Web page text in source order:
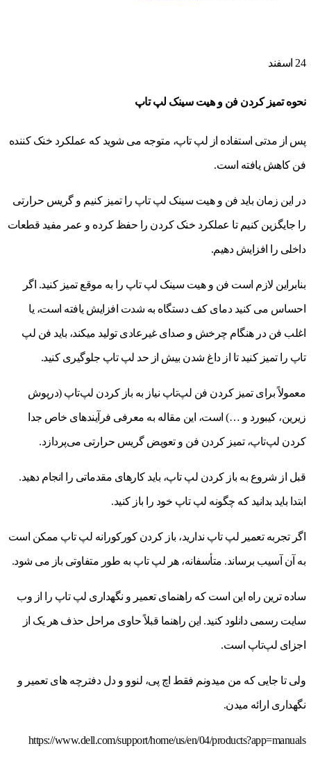
24 اسفند
نحوه تمیز کردن فن و هیت سینک لپ تاپ
پس از مدتی استفاده از لپ تاپ، متوجه می شوید که عملکرد خنک کننده
فن کاهش یافته است.
در این زمان باید فن و هیت سینک لپ تاپ را تمیز کنیم و گریس حرارتی
را جایگزین کنیم تا عملکرد خنک کردن را حفظ کرده و عمر مفید قطعات
داخلی را افزایش دهیم.
بنابراین لازم است فن و هیت سینک لپ تاپ را به موقع تمیز کنید. اگر
احساس می کنید دمای کف دستگاه به شدت افزایش یافته است، یا
اغلب فن در هنگام چرخش و صدای غیرعادی تولید میکند، باید فن لپ
تاپ را تمیز کنید تا از داغ شدن بیش از حد لپ تاپ جلوگیری کنید.
معمولاً برای تمیز کردن فن لپ‌تاپ نیاز به باز کردن لپ‌تاپ (درپوش
زیرین، کیبورد و …) است، این مقاله به معرفی فرآیندهای خاص جدا
کردن لپ‌تاپ، تمیز کردن فن و تعویض گریس حرارتی می‌پردازد.
قبل از شروع به باز کردن لپ تاپ، باید کارهای مقدماتی را انجام دهید.
ابتدا باید بدانید که چگونه لپ تاپ خود را باز کنید.
اگر تجربه تعمیر لپ تاپ ندارید، باز کردن کورکورانه لپ تاپ ممکن است
به آن آسیب برساند. متأسفانه، هر لپ تاپ به طور متفاوتی باز می شود.
ساده ترین راه این است که راهنمای تعمیر و نگهداری لپ تاپ را از وب
سایت رسمی دانلود کنید. این راهنما قبلاً حاوی مراحل حذف هر یک از
اجزای لپ‌تاپ است.
ولی تا جایی که من میدونم فقط اچ پی، لنوو و دل دفترچه های تعمیر و
نگهداری ارائه میدن.
https://www.dell.com/support/home/us/en/04/products?app=manuals